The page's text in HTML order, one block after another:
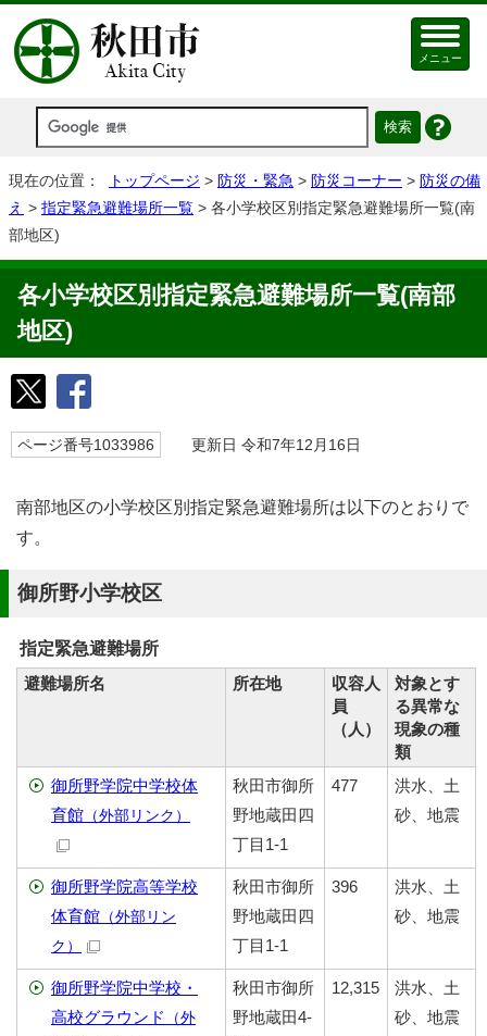
メニュー
現在の位置： トップページ > 防災・緊急 > 防災コーナー > 防災の備
え > 指定緊急避難場所一覧 > 各小学校区別指定緊急避難場所一覧(南
部地区)
各小学校区別指定緊急避難場所一覧(南部
地区)
ページ番号1033986 更新日 令和7年12月16日
南部地区の小学校区別指定緊急避難場所は以下のとおりで
す。
御所野小学校区
指定緊急避難場所
避難場所名
所在地
収容人
員
（人）
対象とす
る異常な
現象の種
類
御所野学院中学校体
育館 （外部リンク）
秋田市御所
野地蔵田四
丁目1-1
477
洪水、土
砂、地震
御所野学院高等学校
体育館 （外部リン
ク）
秋田市御所
野地蔵田四
丁目1-1
396
洪水、土
砂、地震
御所野学院中学校・
高校グラウンド
（外
秋田市御所
野地蔵田4-
12,315
洪水、土
砂、地震